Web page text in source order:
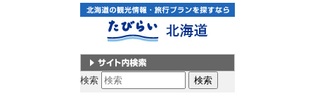
サイト内検索
検索